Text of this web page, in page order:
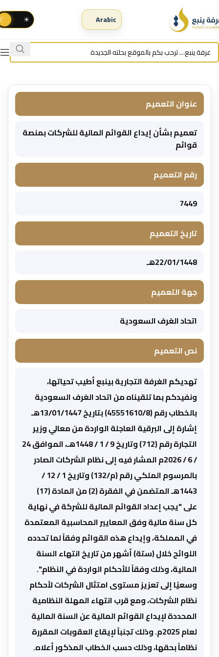
☀
☾
عنوان التعميم
تعميم بشأن إيداع القوائم المالية للشركات بمنصة
قوائم
رقم التعميم
7449
تاريخ التعميم
22/01/1448هـ
جهة التعميم
اتحاد الغرف السعودية
نص التعميم
تهديكم الغرفة التجارية بينبع أطيب تحياتها،
ونفيدكم بما تلقيناه من اتحاد الغرف السعودية
بالخطاب رقم (45551610/8) بتاريخ 13/01/1447هـ
إشارة إلى البرقية العاجلة الواردة من معالي وزير
التجارة رقم (712) وتاريخ 9 / 1 / 1448هـ، الموافق 24
/ 6 / 2026م المشار فيه إلى نظام الشركات الصادر
بالمرسوم الملكي رقم (م/132) وتاريخ 1 / 12 /
1443هـ المتضمن في الفقرة (2) من المادة (17)
على "يجب إعداد القوائم المالية للشركة في نهاية
كل سنة مالية وفق المعايير المحاسبية المعتمدة
في المملكة، وإيداع هذه القوائم وفقاً لما تحدده
اللوائح خلال (ستة) أشهر من تاريخ انتهاء السنة
المالية، وذلك وفقاً للأحكام الواردة في النظام.".
وسعيًا إلى تعزيز مستوى امتثال الشركات لأحكام
نظام الشركات، ومع قرب انتهاء المهلة النظامية
المحددة لإيداع القوائم المالية عن السنة المالية
لعام 2025م. وذلك تجنباً لإيقاع العقوبات المقررة
نظاماً بحقها، وذلك حسب الخطاب المذكور أعلاه.